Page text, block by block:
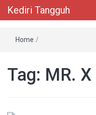
Kediri Tangguh
Home /
Tag: MR. X